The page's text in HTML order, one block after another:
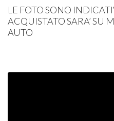
LE FOTOSONO
ACQUISTATOSARA’ SU
AUTO